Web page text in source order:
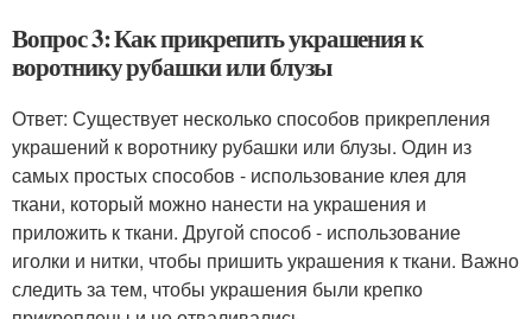
Вопрос 3: Как прикрепить украшения к
воротнику рубашки или блузы
Ответ: Существует несколько способов прикрепления
украшений к воротнику рубашки или блузы. Один из
самых простых способов - использование клея для
ткани, который можно нанести на украшения и
приложить к ткани. Другой способ - использование
иголки и нитки, чтобы пришить украшения к ткани. Важно
следить за тем, чтобы украшения были крепко